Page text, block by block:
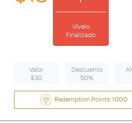
Vívelo
Finalizado
Valor
$30
Descuento
50%
Redemption Points: 1000